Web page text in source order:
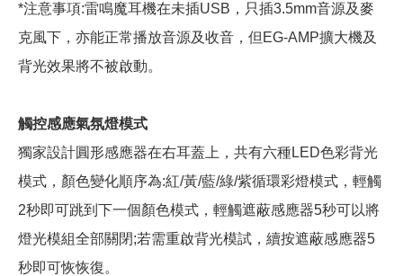
*注意事項:雷鳴魔耳機在未插USB，只插3.5mm音源及麥
克風下，亦能正常播放音源及收音，但EG-AMP擴大機及
背光效果將不被啟動。
觸控感應氣氛燈模式
獨家設計圓形感應器在右耳蓋上，共有六種LED色彩背光
模式，顏色變化順序為:紅/黃/藍/綠/紫循環彩燈模式，輕觸
2秒即可跳到下一個顏色模式，輕觸遮蔽感應器5秒可以將
燈光模組全部關閉;若需重啟背光模試，續按遮蔽感應器5
秒即可恢恢復。